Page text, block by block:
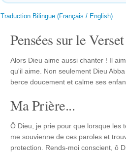
Traduction Bilingue (Français / English)
Pensées sur le
Alors Dieu aime aussi chanter ! Il
qu'il aime. Non seulement Dieu
berce doucement et calme ses
Ma Prière...
Ô Dieu, je prie pour que lorsque les
me souvienne de ces paroles et
protection. Rends-moi conscient, ô